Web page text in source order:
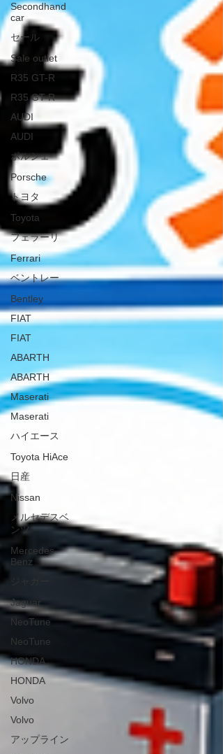
Secondhand
car
セール
Sale outlet
R35 GT-R
R35 GT-R
AUDI
AUDI
ポルシェ
Porsche
トヨタ
Toyota
フェラーリ
Ferrari
ベントレー
Bentley
FIAT
FIAT
ABARTH
ABARTH
Maserati
Maserati
ハイエース
Toyota HiAce
日産
Nissan
メルセデスベ
ンツ
Mercedes-
Benz
ジャガー
Jaguar
NeoTune
NeoTune
HONDA
HONDA
Volvo
Volvo
アップライン